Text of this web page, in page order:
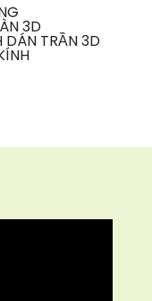
3D
DÁN TRẦN 3D